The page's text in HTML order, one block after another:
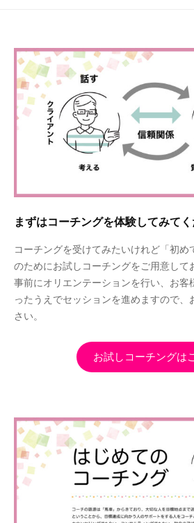
まずはコーチングを体験してみてく
コーチングを受けてみたいけれど「初め
のためにお試しコーチングをご用意して
事前にオリエンテーションを行い、お客
ったうえでセッションを進めますので、
さい。
お試しコーチングは